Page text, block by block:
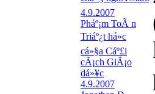
4.9.2007
Pháº¡m ToÃ n
Triáº¿t há»c
cá»§a Cáº£i
cÃ¡ch GiÃ¡o
dá»¥c
4.9.2007